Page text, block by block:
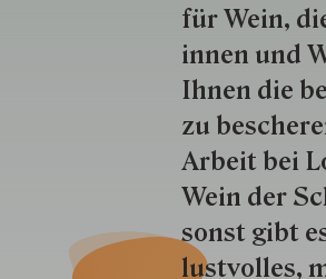
für Wein,
innen und
Ihnen die
zu
Arbeit bei
Wein der
sonst gibt
lustvolles,